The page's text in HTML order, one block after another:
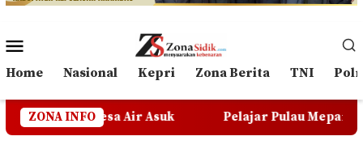
Mobile
Home Nasional Kepri Zona Berita TNI
ZONA INFO
Air Asuk Pelajar Pulau Mepar Butuh Transportasi